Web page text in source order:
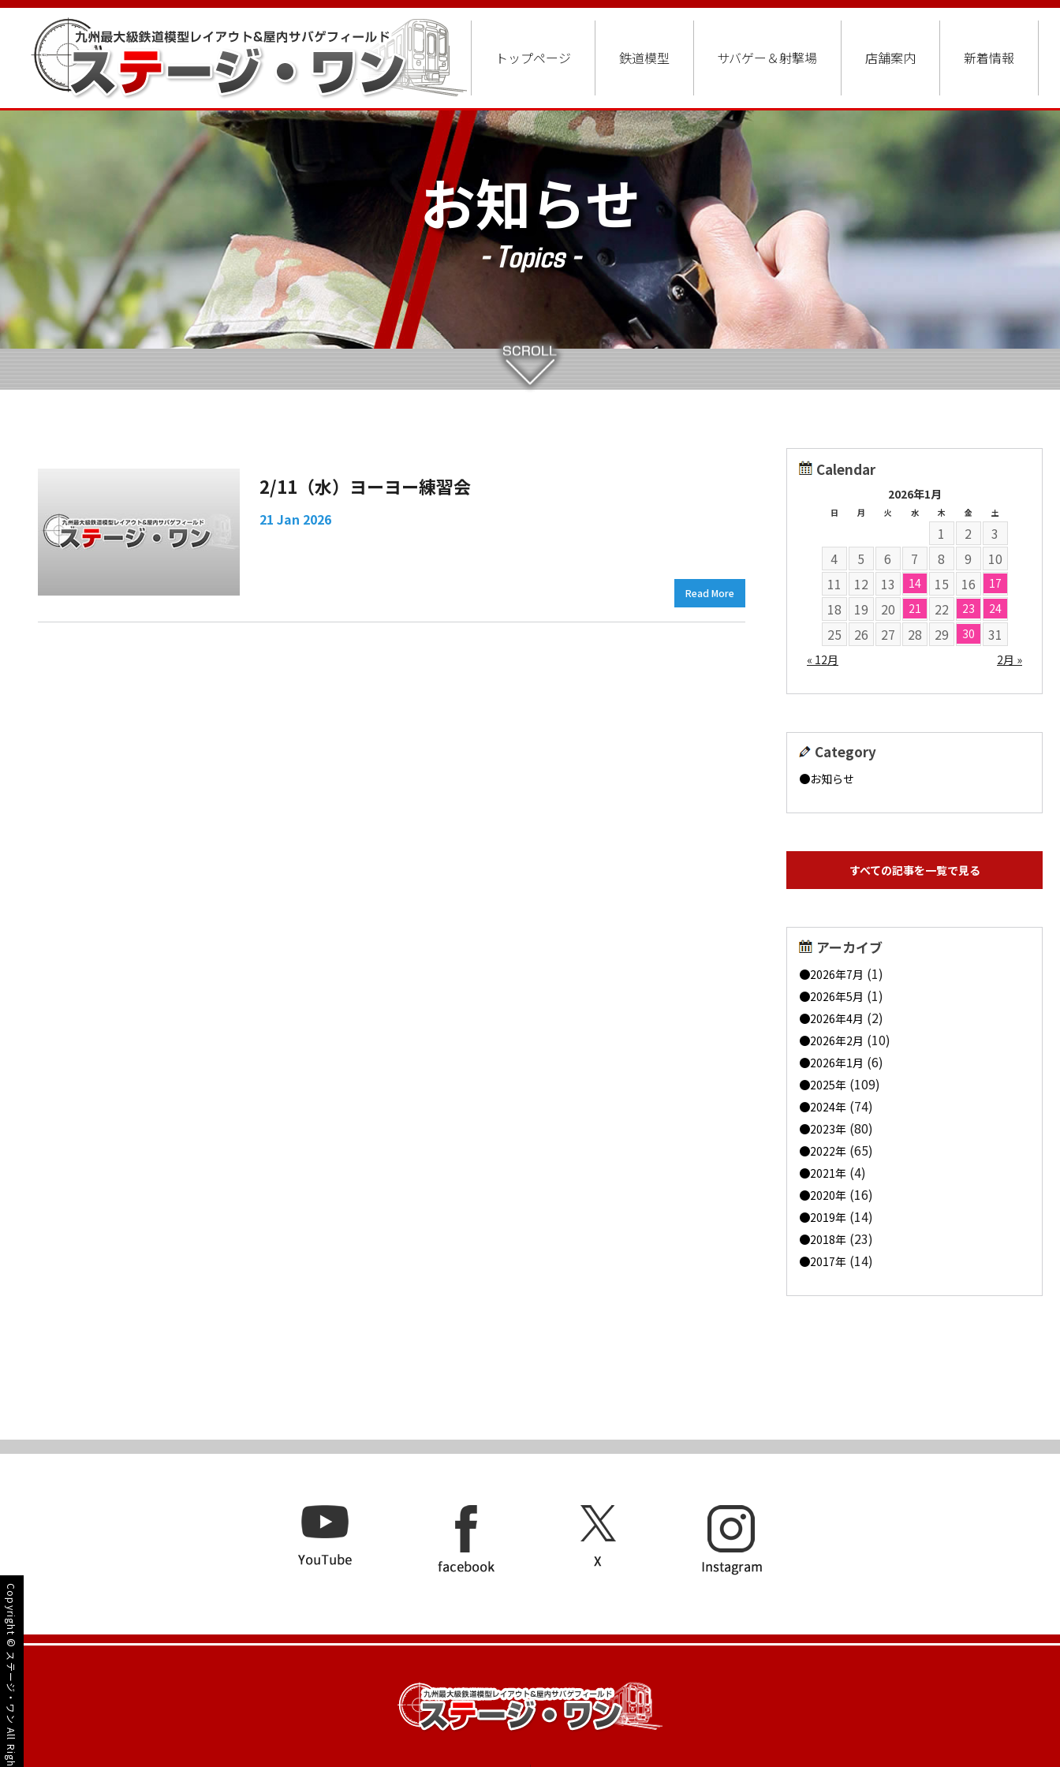
トップページ 鉄道模型 サバゲー＆射撃場 店舗案内 新着情報
お知らせ
- Topics -
2/11（水）ヨーヨー練習会
21 Jan 2026
Read More
Calendar
2026年1月
日 月 火 水 木 金 土
1 2
3
4
5 6 7 8 9
10
11
12 13 14 15 16 17
18 19 20 21 22 23 24
25 26 27 28 29 30 31
« 12月 2月 »
Category
お知らせ
すべての記事を一覧で見る
アーカイブ
2026年7月 (1)
2026年5月 (1)
2026年4月 (2)
2026年2月 (10)
2026年1月 (6)
2025年 (109)
2024年 (74)
2023年 (80)
2022年 (65)
2021年 (4)
2020年 (16)
2019年 (14)
2018年 (23)
2017年 (14)
Copyright ©
ステージ・ワン